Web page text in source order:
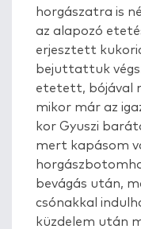
horgászatra is
az alapozó
erjesztett
bejuttattuk
etetett, bójával
mikor már az
kor Gyuszi
mert kapásom
bevágás után,
csónakkal
küzdelem után